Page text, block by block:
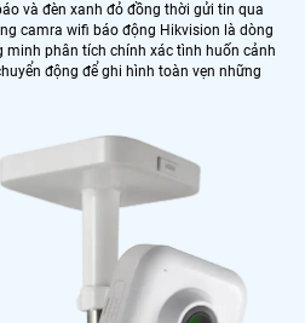
và đèn xanh đỏ đồng thời gửi tin qua
camra wifi báo động Hikvision là dòng
minh phân tích chính xác tình huốn cảnh
động để ghi hình toàn vẹn những